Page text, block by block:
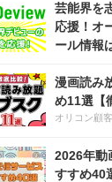
芸能界を
応援！オ
ール情報
漫画読み
め11選【
オリコン顧
2026年動
すすめ40